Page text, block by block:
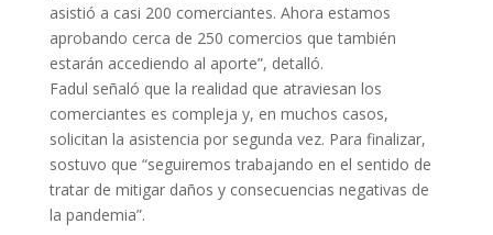
asistió a casi 200 comerciantes. Ahora estamos
aprobando cerca de 250 comercios que también
estarán accediendo al aporte”, detalló.
Fadul señaló que la realidad que atraviesan los
comerciantes es compleja y, en muchos casos,
solicitan la asistencia por segunda vez. Para finalizar,
sostuvo que “seguiremos trabajando en el sentido de
tratar de mitigar daños y consecuencias negativas de
la pandemia”.